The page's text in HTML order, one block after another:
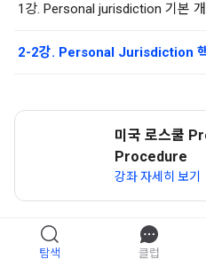
1강. Personal jurisdiction 기본
2-2강. Personal Jurisdiction
미국 로스쿨
Procedure
강좌 자세히 보기
탐색 클럽